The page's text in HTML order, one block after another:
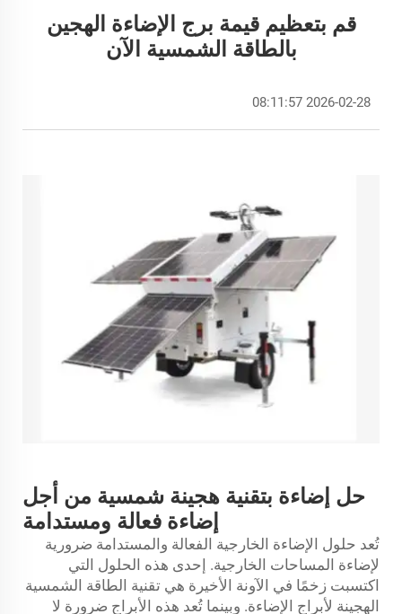
قم بتعظيم قيمة برج الإضاءة الهجين
بالطاقة الشمسية الآن
2026-02-28 08:11:57
حل إضاءة بتقنية هجينة شمسية من أجل
إضاءة فعالة ومستدامة
تُعد حلول الإضاءة الخارجية الفعالة والمستدامة ضرورية
لإضاءة المساحات الخارجية. إحدى هذه الحلول التي
اكتسبت زخمًا في الآونة الأخيرة هي تقنية الطاقة الشمسية
الهجينة لأبراج الإضاءة. وبينما تُعد هذه الأبراج ضرورة لا